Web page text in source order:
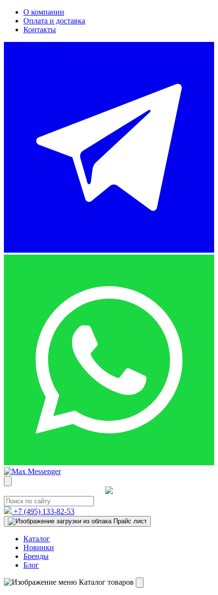
О компании
Оплата и доставка
Контакты
+7 (495) 133-82-53
Прайс лист
Каталог
Новинки
Бренды
Блог
Каталог товаров